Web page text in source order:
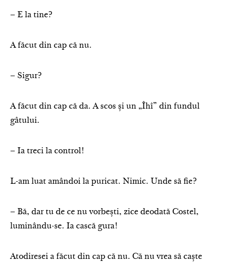
– E la tine?
A făcut din cap că nu.
– Sigur?
A făcut din cap că da. A scos și un „Îhî” din fundul
gâtului.
– Ia treci la control!
L-am luat amândoi la puricat. Nimic. Unde să fie?
– Bă, dar tu de ce nu vorbești, zice deodată Costel,
luminându-se. Ia cască gura!
Atodiresei a făcut din cap că nu. Că nu vrea să caște